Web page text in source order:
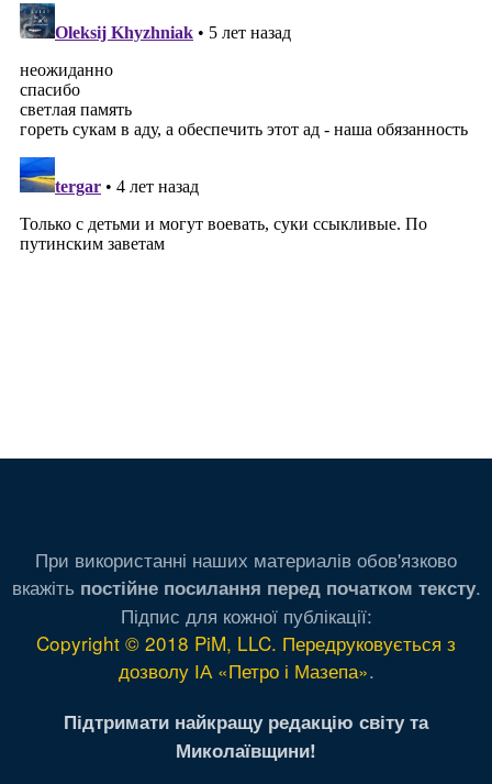
При використанні наших материалів обов'язково
вкажіть постійне посилання перед початком тексту.
Підпис для кожної публікації:
Copyright © 2018 PiM, LLC. Передруковується з
дозволу ІА «Петро і Мазепа».
Підтримати найкращу редакцію світу та
Миколаївщини!